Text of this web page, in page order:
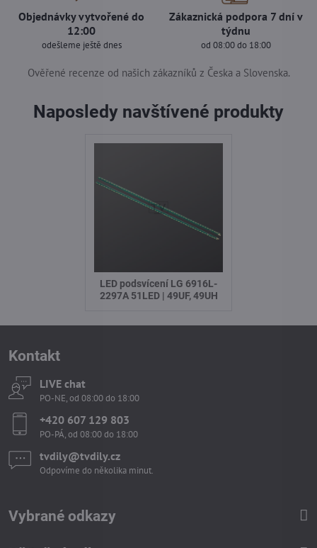
Objednávky vytvořené do
12:00
odešleme ještě dnes
Zákaznická podpora 7 dní v
týdnu
od 08:00 do 18:00
Ověřené recenze od našich zákazníků z Česka a Slovenska.
Naposledy navštívené produkty
LED podsvícení LG 6916L-
2297A 51LED | 49UF, 49UH
Kontakt
LIVE chat
PO-NE, od 08:00 do 18:00
+420 607 129 803
PO-PÁ, od 08:00 do 18:00
tvdily​@tvdily​.cz
Odpovíme do několika minut.
Vybrané odkazy